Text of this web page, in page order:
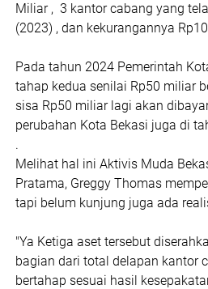
Miliar , 3 kantor cabang yang
(2023) , dan kekurangannya
Pada tahun 2024 Pemerintah
tahap kedua senilai Rp50 miliar
sisa Rp50 miliar lagi akan
perubahan Kota Bekasi juga di
.
Melihat hal ini Aktivis Muda
Pratama, Greggy Thomas
tapi belum kunjung juga ada
"Ya Ketiga aset tersebut
bagian dari total delapan kantor
bertahap sesuai hasil